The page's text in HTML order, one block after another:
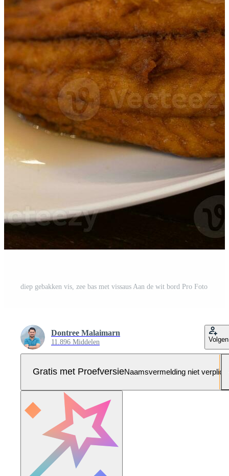
diep gebakken vis, zee bas met vissaus Aan de wit bord Pro Foto
Dontree Malaimarn
11.896 Middelen Volgen
Gratis met ProefversieNaamsvermelding niet verplicht